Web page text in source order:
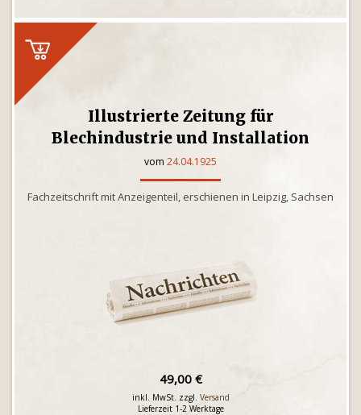
Illustrierte Zeitung für
Blechindustrie und Installation
vom 24.04.1925
Fachzeitschrift mit Anzeigenteil, erschienen in Leipzig, Sachsen
49,00 €
inkl. MwSt. zzgl. Versand
Lieferzeit 1-2 Werktage